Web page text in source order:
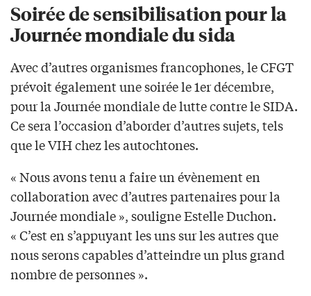
Soirée de sensibilisation pour la
Journée mondiale du sida
Avec d’autres organismes francophones, le CFGT
prévoit également une soirée le 1er décembre,
pour la Journée mondiale de lutte contre le SIDA.
Ce sera l’occasion d’aborder d’autres sujets, tels
que le VIH chez les autochtones.
« Nous avons tenu a faire un évènement en
collaboration avec d’autres partenaires pour la
Journée mondiale », souligne Estelle Duchon.
« C’est en s’appuyant les uns sur les autres que
nous serons capables d’atteindre un plus grand
nombre de personnes ».